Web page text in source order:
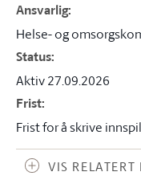
Ansvarlig:
Helse- og
Status:
Aktiv 27.09.2026
Frist:
Frist for å skrive
VIS